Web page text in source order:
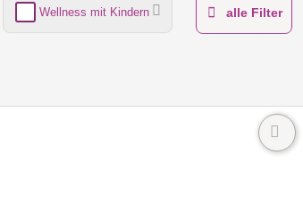
Wellness mit Kindern alle Filter